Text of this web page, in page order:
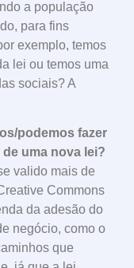
a população
para fins
exemplo, temos
lei ou temos uma
sociais? A
podemos fazer
uma nova lei?
valido mais de
Commons
da adesão do
negócio, como o
que